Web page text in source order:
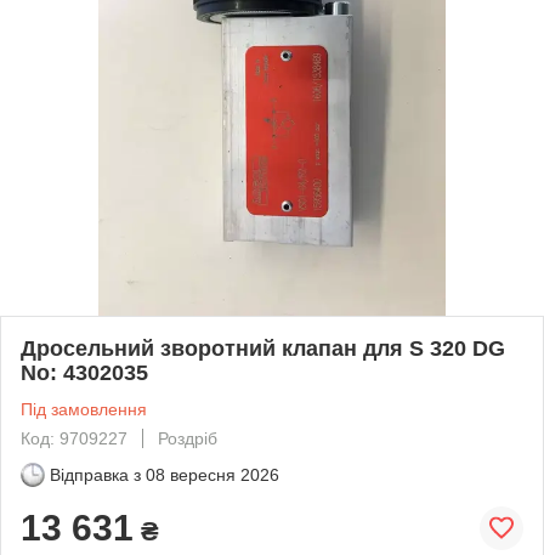
Дросельний зворотний клапан для S 320 DG
No: 4302035
Під замовлення
Код: 9709227
Роздріб
Відправка з 08 вересня 2026
13 631 ₴